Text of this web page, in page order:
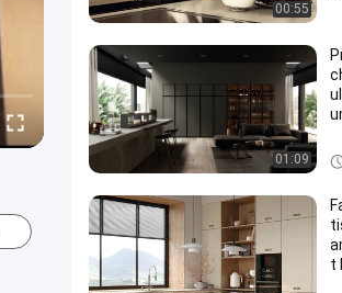
00:55
01:09
t